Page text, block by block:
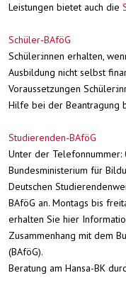
Leistungen bietet auch die
Schüler-BAföG
Schüler:innen erhalten,
Ausbildung nicht selbst
Voraussetzungen
Hilfe bei der Beantragung
Studierenden-BAföG
Unter der
Bundesministerium für
Deutschen
BAföG an. Montags bis
erhalten Sie hier
Zusammenhang mit dem
(BAföG).
Beratung am Hansa-BK